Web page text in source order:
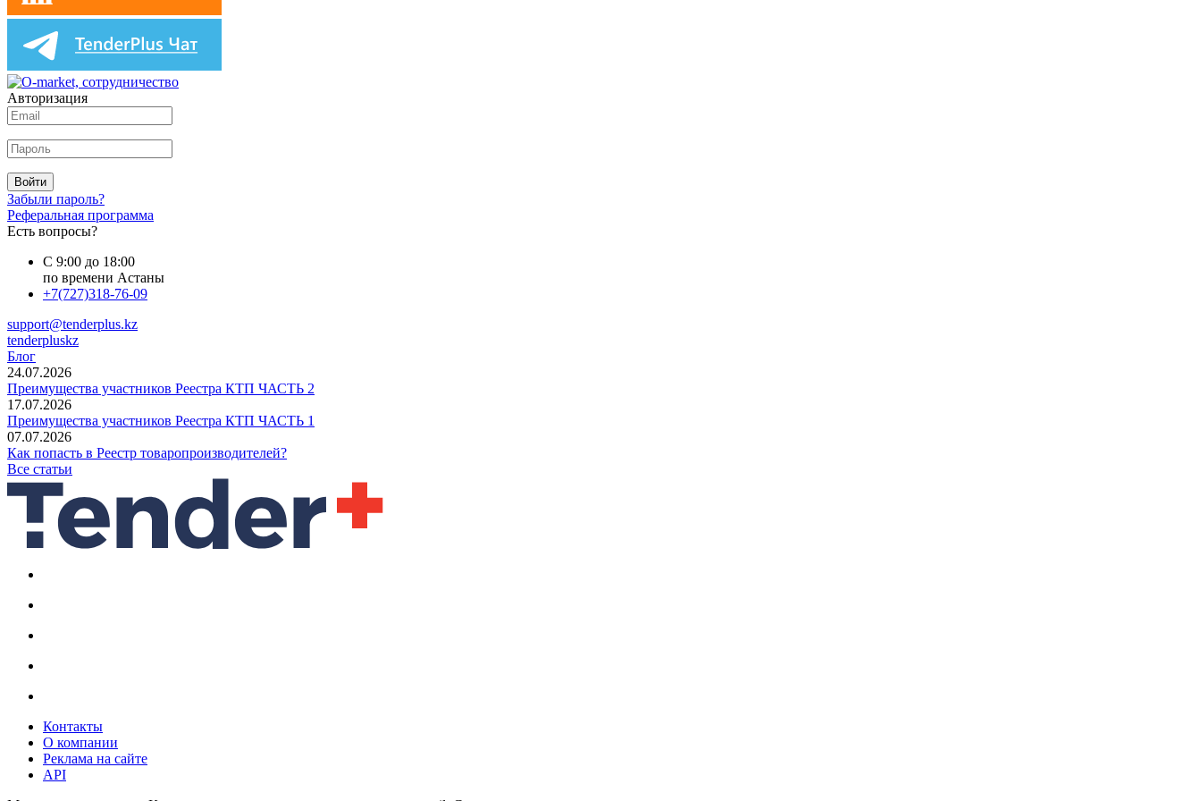
Авторизация
Войти
Забыли пароль?
Реферальная программа
Есть вопросы?
С 9:00 до 18:00
по времени Астаны
+7(727)318-76-09
support@tenderplus.kz
tenderpluskz
Блог
24.07.2026
Преимущества участников Реестра КТП ЧАСТЬ 2
17.07.2026
Преимущества участников Реестра КТП ЧАСТЬ 1
07.07.2026
Как попасть в Реестр товаропроизводителей?
Все статьи
Контакты
О компании
Реклама на сайте
API